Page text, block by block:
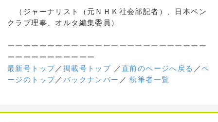
（ジャーナリスト（元ＮＨＫ社会部記者）、日本ペン
クラブ理事、オルタ編集委員）
ーーーーーーーーーーーーーーーーーーーーーーーーー
ーーーーーーーーーーー
最新号トップ／ 掲載号トップ ／直前のページへ戻る ／ペ
ージのトップ／ バックナンバー ／執筆者一覧